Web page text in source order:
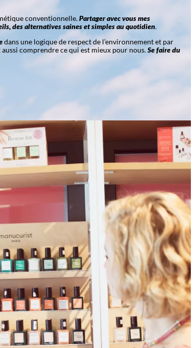
conventionnelle.Partager avec vous mes
des alternatives saines et simples au quotidien.
dans une logique de respect de l’environnement et par
aussi comprendre ce qui est mieux pour nous.Se faire du